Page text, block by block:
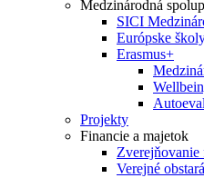
Medzinárodná
SICI
Európske
Erasmus+
Projekty
Financie a majetok
Verejné